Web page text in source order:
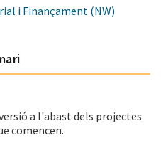
i Finançament (NW)
a l'abast dels projectes
comencen.